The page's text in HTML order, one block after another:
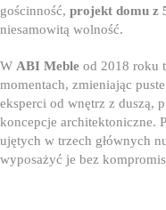
gościnność, projekt domu z
niesamowitą wolność.
W ABI Meble od 2018 roku
momentach, zmieniając
eksperci od wnętrz z duszą,
koncepcje architektoniczne.
ujętych w trzech głównych
wyposażyć je bez